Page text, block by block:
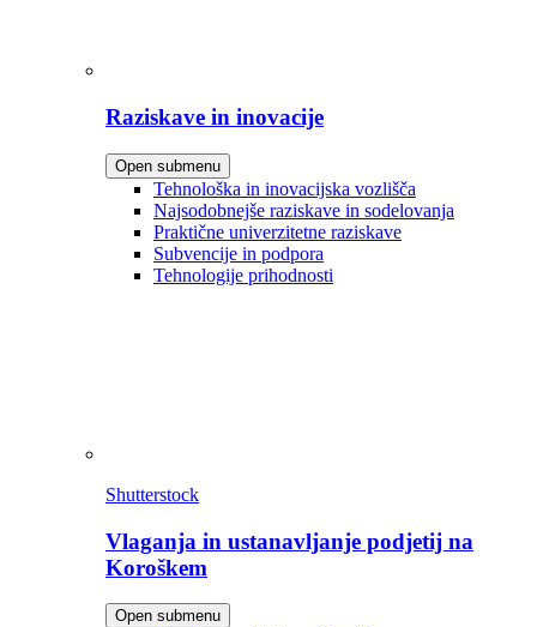
Raziskave in inovacije
Open submenu
Tehnološka in inovacijska vozlišča
Najsodobnejše raziskave in sodelovanja
Praktične univerzitetne raziskave
Subvencije in podpora
Tehnologije prihodnosti
Shutterstock
Vlaganja in ustanavljanje podjetij na
Koroškem
Open submenu